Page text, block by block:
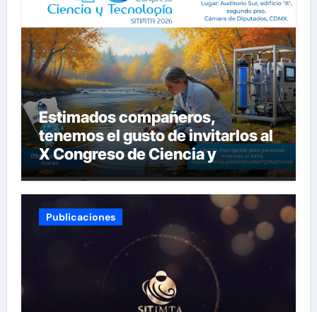
Estimados compañeros,
tenemos el gusto de invitarlos al
X Congreso de Ciencia y
Tecnología del SITIMTA. Si
gustan acompañarnos, dejamos
la liga para que se inscriban:
Publicaciones